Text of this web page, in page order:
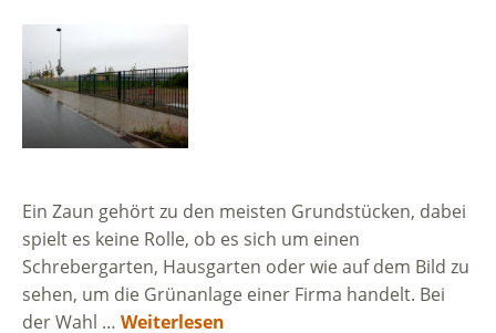
Ein Zaun gehört zu den meisten Grundstücken, dabei
spielt es keine Rolle, ob es sich um einen
Schrebergarten, Hausgarten oder wie auf dem Bild zu
sehen, um die Grünanlage einer Firma handelt. Bei
der Wahl … Weiterlesen